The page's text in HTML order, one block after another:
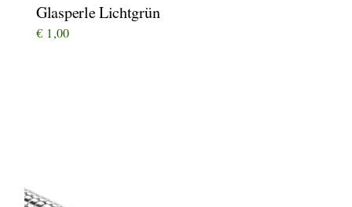
Glasperle Lichtgrün
€ 1,00